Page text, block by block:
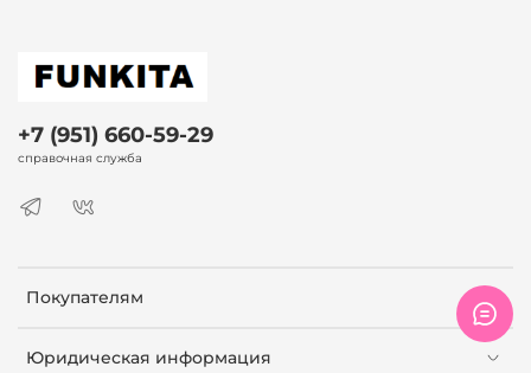
Покупателям
Юридическая информация
+7 (951) 660-59-29
справочная служба